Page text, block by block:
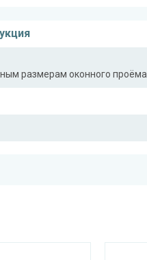
размерам оконного проёма